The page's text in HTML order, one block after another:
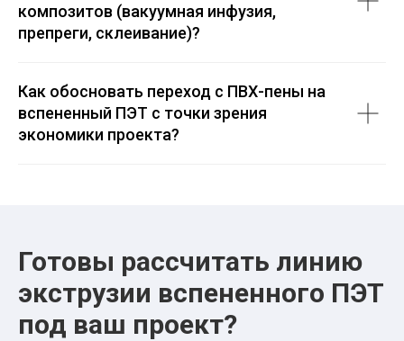
композитов (вакуумная инфузия,
препреги, склеивание)?
Как обосновать переход с ПВХ-пены на
вспененный ПЭТ с точки зрения
экономики проекта?
Готовы рассчитать линию
экструзии вспененного ПЭТ
под ваш проект?